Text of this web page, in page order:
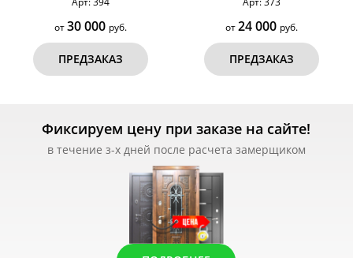
от30 000 руб.
ПРЕДЗАКАЗ
от24 000 руб.
ПРЕДЗАКАЗ
Фиксируем цену при заказе на сайте!
в течение з-х дней после расчета замерщиком